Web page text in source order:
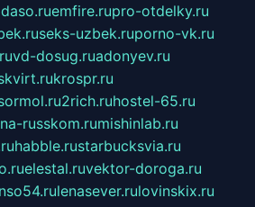
emfire.rupro-otdelky.ru
seks-uzbek.ruporno-vk.ru
vd-dosug.ruadonyev.ru
krospr.ru
2rich.ruhostel-65.ru
russkom.rumishinlab.ru
habble.rustarbucksvia.ru
elestal.ruvektor-doroga.ru
lenasever.rulovinskix.ru